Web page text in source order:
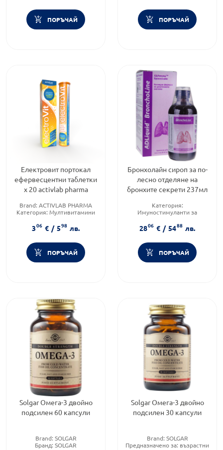
ПОРЪЧАЙ ПОРЪЧАЙ
Електровит портокал
ефервесцентни таблетки
х 20 activlab pharma
Brand: ACTIVLAB PHARMA
Категория: Мултивитамини
Форма на продукта:
ефервесцентни таблетки
306 € / 598 лв.
ПОРЪЧАЙ
Бронхолайн сироп за по-
лесно отделяне на
бронхите секрети 237мл
Категория:
Имуностимуланти за
Предназначено за:възрастни
Приложение:
орално
2806 € / 5488 лв.
ПОРЪЧАЙ
Solgar Омега-3 двойно
подсилен 60 капсули
Brand: SOLGAR
Бранд: SOLGAR
Solgar Омега-3 двойно
подсилен 30 капсули
Brand: SOLGAR
Предназначено за: възрастни